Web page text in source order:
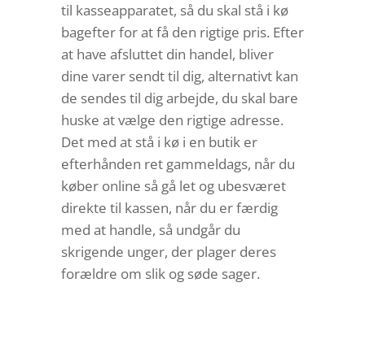
til kasseapparatet, så du skal stå i kø
bagefter for at få den rigtige pris. Efter
at have afsluttet din handel, bliver
dine varer sendt til dig, alternativt kan
de sendes til dig arbejde, du skal bare
huske at vælge den rigtige adresse.
Det med at stå i kø i en butik er
efterhånden ret gammeldags, når du
køber online så gå let og ubesværet
direkte til kassen, når du er færdig
med at handle, så undgår du
skrigende unger, der plager deres
forældre om slik og søde sager.